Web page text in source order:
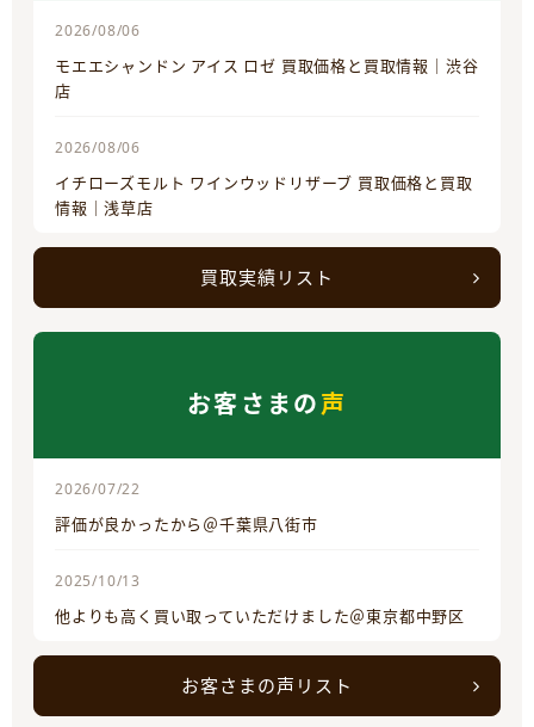
2026/08/06
モエエシャンドン アイス ロゼ 買取価格と買取情報｜渋谷
店
2026/08/06
イチローズモルト ワインウッドリザーブ 買取価格と買取
情報｜浅草店
買取実績リスト
お客さまの声
2026/07/22
評価が良かったから＠千葉県八街市
2025/10/13
他よりも高く買い取っていただけました＠東京都中野区
お客さまの声リスト